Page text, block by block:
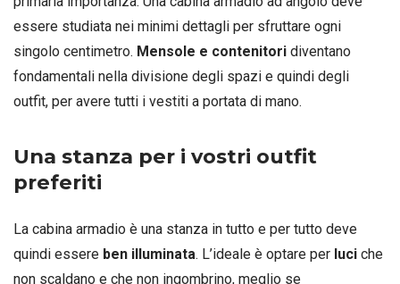
essere studiata nei minimi dettagli per sfruttare ogni
singolo centimetro. Mensole e contenitori diventano
fondamentali nella divisione degli spazi e quindi degli
outfit, per avere tutti i vestiti a portata di mano.
Una stanza per i vostri outfit
preferiti
La cabina armadio è una stanza in tutto e per tutto deve
quindi essere ben illuminata. L’ideale è optare per luci che
non scaldano e che non ingombrino, meglio se